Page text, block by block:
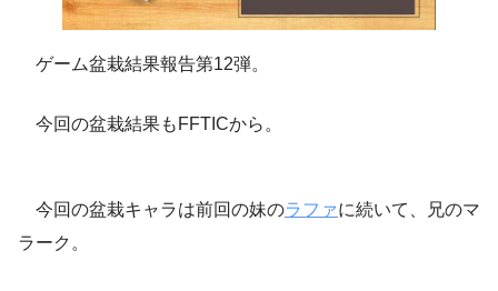
ゲーム盆栽結果報告第12弾。
今回の盆栽結果もFFTICから。
今回の盆栽キャラは前回の妹のラファに続いて、兄のマ
ラーク。